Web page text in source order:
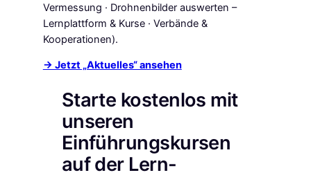
Vermessung · Drohnenbilder auswerten –
Lernplattform & Kurse · Verbände &
Kooperationen).
→ Jetzt „Aktuelles“ ansehen
Starte kostenlos mit
unseren
Einführungskursen
auf der Lern-